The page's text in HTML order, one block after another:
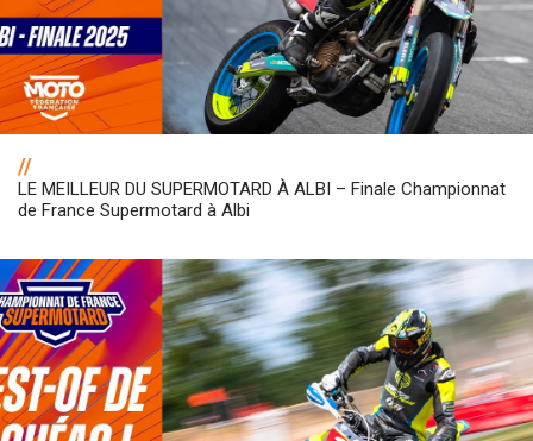
//
LE MEILLEUR DU SUPERMOTARD À ALBI – Finale Championnat
de France Supermotard à Albi